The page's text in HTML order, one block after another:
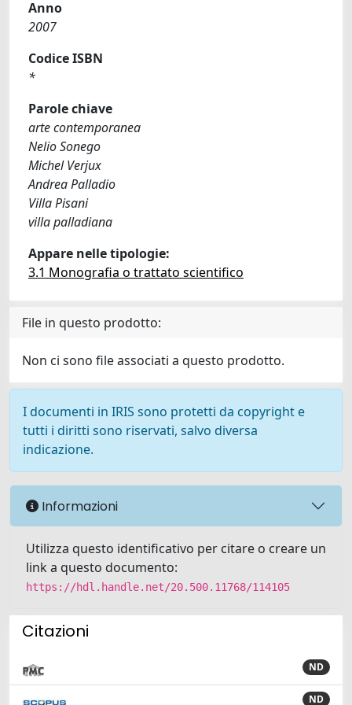
Anno
2007
Codice ISBN
*
Parole chiave
arte contemporanea
Nelio Sonego
Michel Verjux
Andrea Palladio
Villa Pisani
villa palladiana
Appare nelle tipologie:
3.1 Monografia o trattato scientifico
File in questo prodotto:
Non ci sono file associati a questo prodotto.
I documenti in IRIS sono protetti da copyright e
tutti i diritti sono riservati, salvo diversa
indicazione.
Informazioni
Utilizza questo identificativo per citare o creare un
link a questo documento:
https://hdl.handle.net/20.500.11768/114105
Citazioni
ND
ND